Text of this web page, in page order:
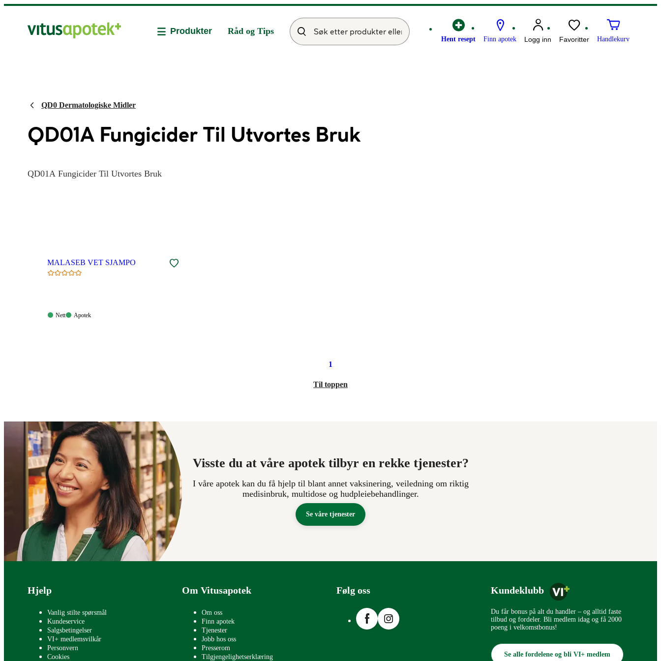
Hent resept Finn apotek Logg inn Favoritter Handlekurv
Produkter Råd og Tips
QD0 Dermatologiske Midler
QD01A Fungicider Til Utvortes Bruk
QD01A Fungicider Til Utvortes Bruk
MALASEB VET SJAMPO
Nett:
Nett
Apotek:
Apotek
1
Til toppen
Visste du at våre apotek tilbyr en rekke tjenester?
I våre apotek kan du få hjelp til blant annet vaksinering, veiledning om riktig
medisinbruk, multidose og hudpleiebehandlinger.
Se våre tjenester
Bunntekst
Hjelp
Vanlig stilte spørsmål
Kundeservice
Salgsbetingelser
VI+ medlemsvilkår
Personvern
Cookies
Om Vitusapotek
Om oss
Finn apotek
Tjenester
Jobb hos oss
Presserom
Tilgjengelighetserklæring
Følg oss
FacebookInstagram
Kundeklubb
Du får bonus på alt du handler – og alltid faste
tilbud og fordeler. Bli medlem idag og få 2000
poeng i velkomstbonus!
Se alle fordelene og bli VI+ medlem